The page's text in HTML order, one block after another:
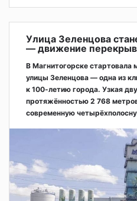
Улица Зеленцова
— движение
В Магнитогорске стартовала
улицы Зеленцова — одна из
к 100-летию города. Узкая
протяжённостью 2 768
современную